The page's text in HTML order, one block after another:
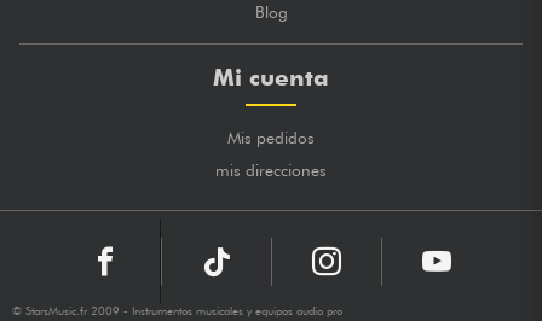
Blog
Mi cuenta
Mis pedidos
mis direcciones
© StarsMusic.fr 2009 - Instrumentos musicales y equipos audio pro